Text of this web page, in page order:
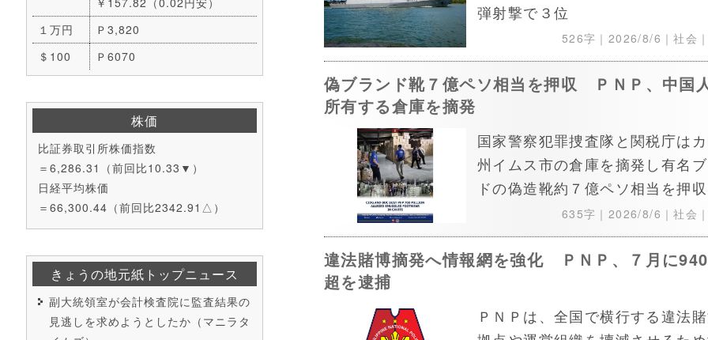
１万円
Ｐ3,820
＄100
Ｐ6070
株価
比証券取引所株価指数
＝6,286.31（前回比10.33▼）
日経平均株価
＝66,300.44（前回比2342.91△）
きょうの地元紙トップニュース
副大統領室が会計検査院に監査結果の
見逃しを求めようとしたか（マニラタ
弾射撃で３位
526字｜ 2026/8/6 ｜社会｜
偽ブランド靴７億ペソ相当を押収 ＰＮＰ、中国
所有する倉庫を摘発
国家警察犯罪捜査隊と関税庁は
州イムス市の倉庫を摘発し有名
ドの偽造靴約７億ペソ相当を押収
635字｜ 2026/8/6 ｜社会｜
違法賭博摘発へ情報網を強化 ＰＮＰ、７月に
超を逮捕
ＰＮＰは、全国で横行する違法